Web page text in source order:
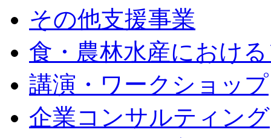
その他支援事業
食・農林水産におけ
講演・ワークショップ
企業コンサルティング